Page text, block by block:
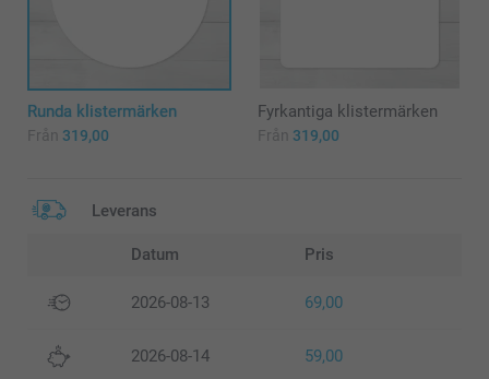
Runda klistermärken
Från 319,00
Fyrkantiga klistermärken
Från 319,00
Leverans
Datum Pris
2026-08-13 69,00
2026-08-14 59,00